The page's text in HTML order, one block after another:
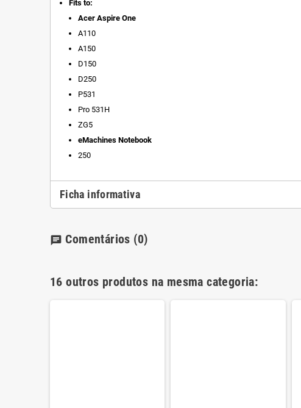
Fits to:
Acer Aspire One
A110
A150
D150
D250
P531
Pro 531H
ZG5
eMachines Notebook
250
Ficha informativa
chat Comentários (0)
16 outros produtos na mesma categoria: